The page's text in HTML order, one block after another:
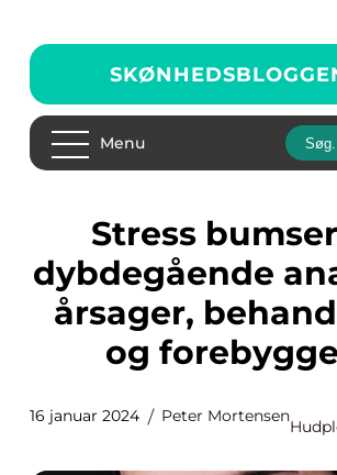
Menu
Stress bumser: En
dybdegående
årsager,
og
16 januar 2024 Peter Mortensen